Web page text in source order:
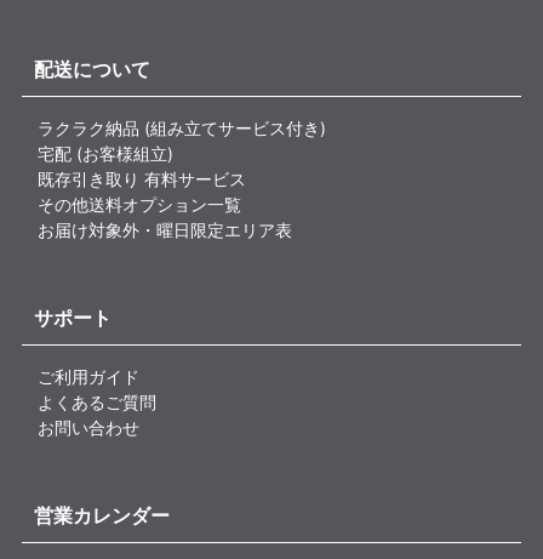
配送について
ラクラク納品 (組み立てサービス付き)
宅配 (お客様組立)
既存引き取り 有料サービス
その他送料オプション一覧
お届け対象外・曜日限定エリア表
サポート
ご利用ガイド
よくあるご質問
お問い合わせ
営業カレンダー